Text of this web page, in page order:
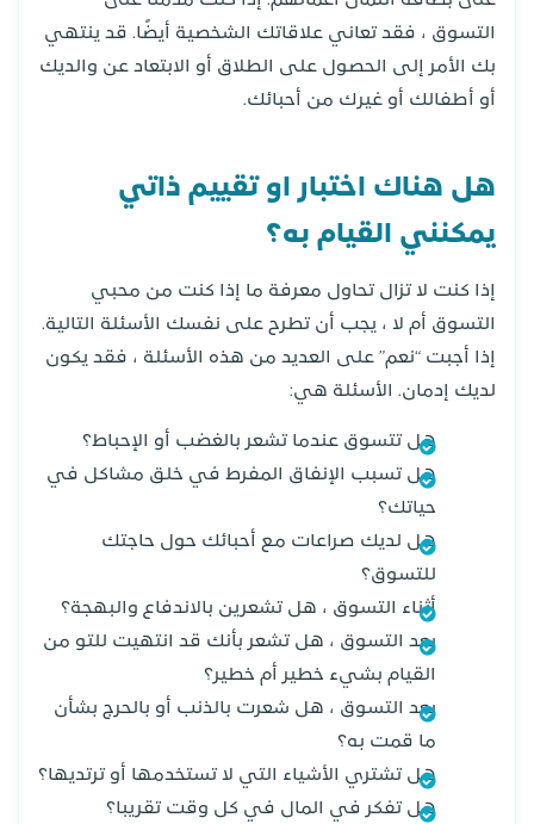
التسوق ، فقد تعاني علاقاتك الشخصية أيضًا. قد ينتهي
بك الأمر إلى الحصول على الطلاق أو الابتعاد عن والديك
أو أطفالك أو غيرك من أحبائك.
هل هناك اختبار او تقييم ذاتي
يمكنني القيام به؟
إذا كنت لا تزال تحاول معرفة ما إذا كنت من محبي
التسوق أم لا ، يجب أن تطرح على نفسك الأسئلة التالية.
إذا أجبت “نعم” على العديد من هذه الأسئلة ، فقد يكون
لديك إدمان. الأسئلة هي:
هل تتسوق عندما تشعر بالغضب أو الإحباط؟
هل تسبب الإنفاق المفرط في خلق مشاكل في
حياتك؟
هل لديك صراعات مع أحبائك حول حاجتك
للتسوق؟
أثناء التسوق ، هل تشعرين بالاندفاع والبهجة؟
بعد التسوق ، هل تشعر بأنك قد انتهيت للتو من
القيام بشيء خطير أم خطير؟
بعد التسوق ، هل شعرت بالذنب أو بالحرج بشأن
ما قمت به؟
هل تشتري الأشياء التي لا تستخدمها أو ترتديها؟
هل تفكر في المال في كل وقت تقريبا؟